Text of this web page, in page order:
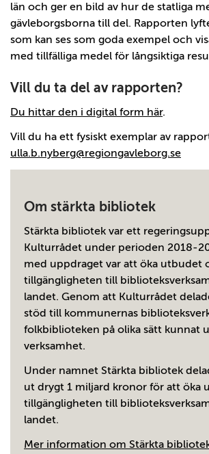
län och ger en bild av hur de statliga
gävleborgsborna till del. Rapporten
som kan ses som goda exempel och
med tillfälliga medel för långsiktiga
Vill du ta del av rapporten?
Du hittar den i digital form här.
Vill du ha ett fysiskt exemplar av
ulla.b.nyberg@regiongavleborg.se
Om stärkta bibliotek
Stärkta bibliotek var ett
Kulturrådet under perioden 2018-
med uppdraget var att öka utbudet
tillgängligheten till
landet. Genom att Kulturrådet
stöd till kommunernas
folkbiblioteken på olika sätt kunnat
verksamhet.
Under namnet Stärkta bibliotek
ut drygt 1 miljard kronor för att öka
tillgängligheten till
landet.
Mer information om Stärkta